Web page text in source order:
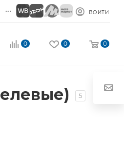
... ВОЙТИ
0 0 0
5